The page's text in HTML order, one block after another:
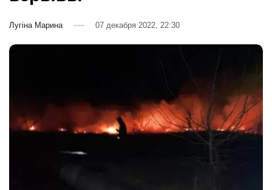
Лугіна Марина 07 декабря 2022, 22:30